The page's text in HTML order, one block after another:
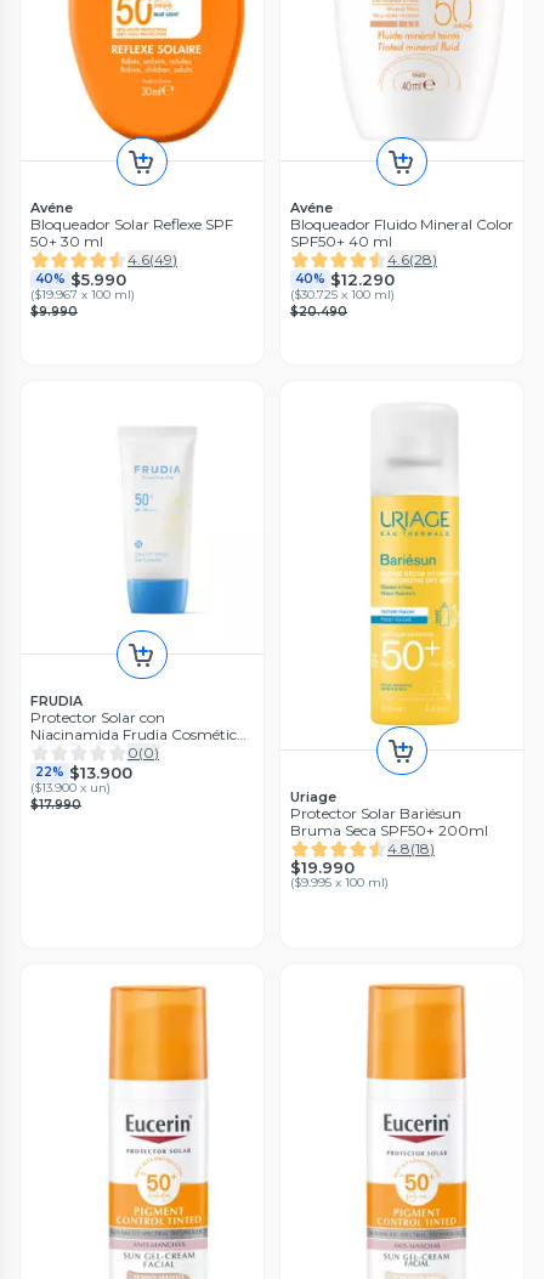
Avéne
Bloqueador Solar Reflexe SPF
50+ 30 ml
4.6(49)
40% $5.990
($19.967 x 100 ml)
$9.990
Avéne
Bloqueador Fluido Mineral Color
SPF50+ 40 ml
4.6(28)
40% $12.290
($30.725 x 100 ml)
$20.490
FRUDIA
Protector Solar con
Niacinamida Frudia Cosmética
Coreana
0(0)
22% $13.900
($13.900 x un)
$17.990
Uriage
Protector Solar Bariésun
Bruma Seca SPF50+ 200ml
4.8(18)
$19.990
($9.995 x 100 ml)